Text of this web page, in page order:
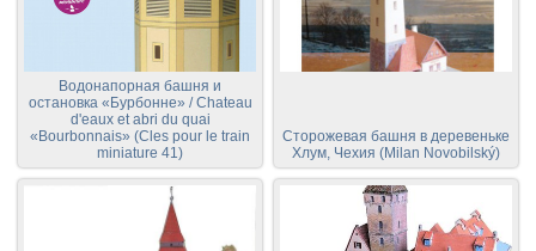
Водонапорная башня и
остановка «Бурбонне» / Chateau
d'eaux et abri du quai
«Bourbonnais» (Cles pour le train
miniature 41)
Сторожевая башня в деревеньке
Хлум, Чехия (Milan Novobilský)